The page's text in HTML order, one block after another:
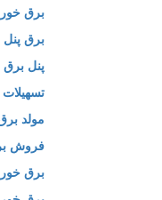
برق
برق
پنل
مولد
فروش
برق